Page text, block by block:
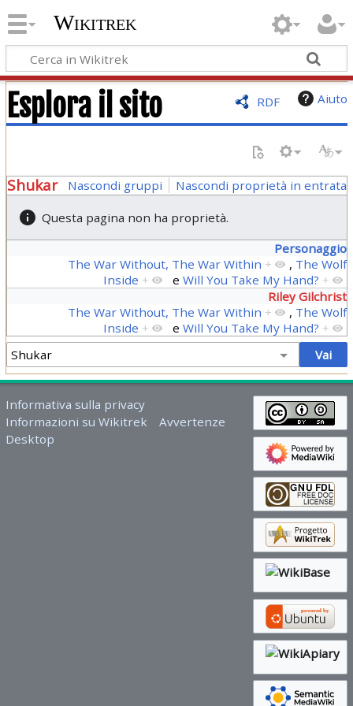
Wikitrek
RDF Aiuto
Esplora il sito
Shukar Nascondi gruppi Nascondi proprietà in entrata
Questa pagina non ha proprietà.
Personaggio
The War Without, The War Within + , The Wolf
Inside + eWill You Take My Hand? +
Riley Gilchrist
The War Without, The War Within + , The Wolf
Inside + eWill You Take My Hand? +
Informativa sulla privacy
Informazioni su Wikitrek
Avvertenze
Desktop